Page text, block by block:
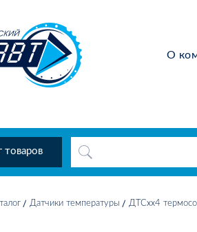
О
товаров
Датчики температуры ДТСхх4